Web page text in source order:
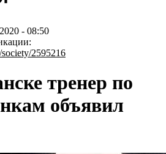
- 08:50
2595216
тренер по
объявил